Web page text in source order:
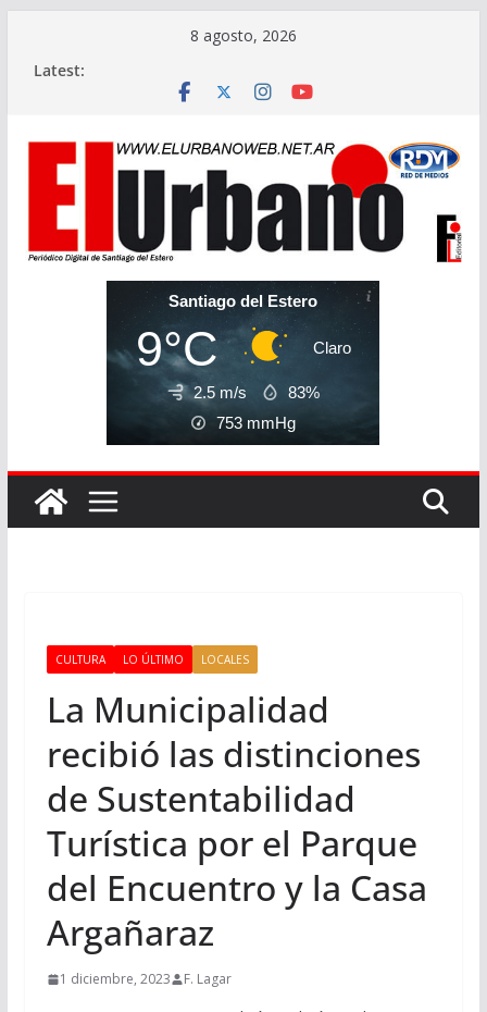
8 agosto, 2026
Latest:
Santiago del Estero
9°C Claro
2.5 m/s
83%
753 mmHg
CULTURA LO ÚLTIMO LOCALES
La Municipalidad
recibió las distinciones
de Sustentabilidad
Turística por el Parque
del Encuentro y la Casa
Argañaraz
1 diciembre, 2023 F. Lagar